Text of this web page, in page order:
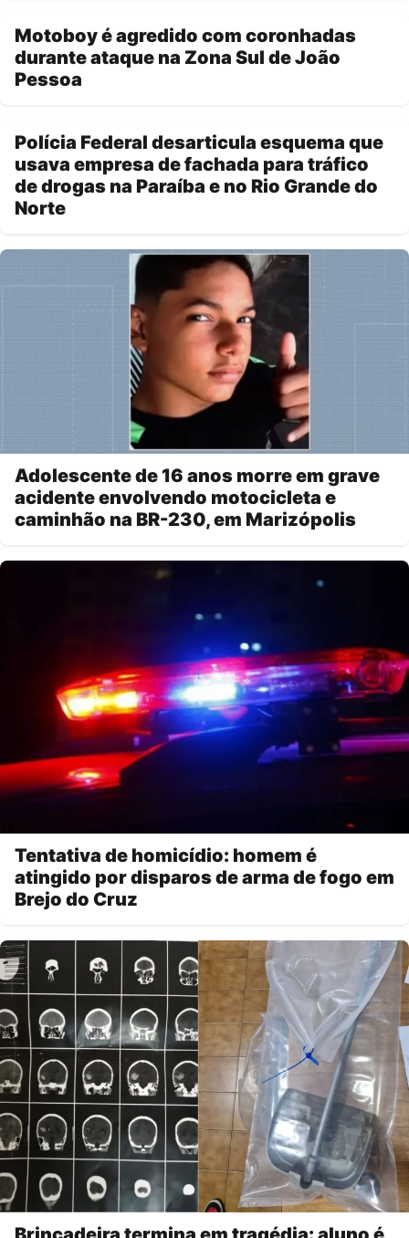
Motoboy é agredido com coronhadas
durante ataque na Zona Sul de João
Pessoa
Polícia Federal desarticula esquema que
usava empresa de fachada para tráfico
de drogas na Paraíba e no Rio Grande do
Norte
Adolescente de 16 anos morre em grave
acidente envolvendo motocicleta e
caminhão na BR-230, em Marizópolis
Tentativa de homicídio: homem é
atingido por disparos de arma de fogo em
Brejo do Cruz